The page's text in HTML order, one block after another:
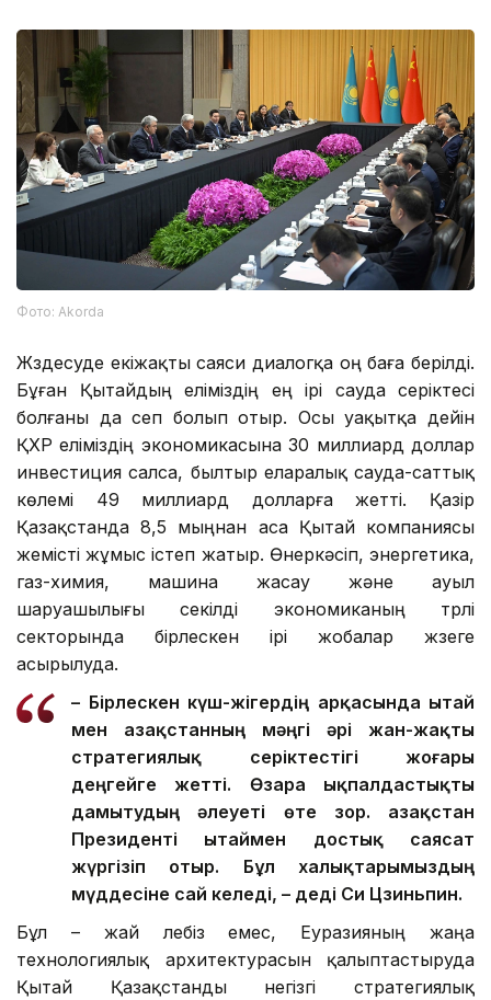
Фото: Аkorda
Жүздесуде екіжақты саяси диалогқа оң баға берілді.
Бұған Қытайдың еліміздің ең ірі сауда серіктесі
болғаны да сеп болып отыр. Осы уақытқа дейін
ҚХР еліміздің экономикасына 30 миллиард доллар
инвестиция салса, былтыр еларалық сауда-саттық
көлемі 49 миллиард долларға жетті. Қазір
Қазақстанда 8,5 мыңнан аса Қытай компаниясы
жемісті жұмыс істеп жатыр. Өнеркәсіп, энергетика,
газ-химия, машина жасау және ауыл
шаруашылығы секілді экономиканың түрлі
секторында бірлескен ірі жобалар жүзеге
асырылуда.
– Бірлескен күш-жігердің арқасында Қытай
мен Қазақстанның мәңгі әрі жан-жақты
стратегиялық серіктестігі жоғары
деңгейге жетті. Өзара ықпалдастықты
дамытудың әлеуеті өте зор. Қазақстан
Президенті Қытаймен достық саясат
жүргізіп отыр. Бұл халықтарымыздың
мүддесіне сай келеді, – деді Си Цзиньпин.
Бұл – жай лебіз емес, Еуразияның жаңа
технологиялық архитектурасын қалыптастыруда
Қытай Қазақстанды негізгі стратегиялық